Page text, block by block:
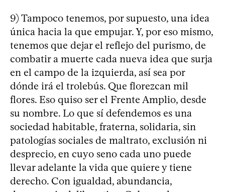
9) Tampoco tenemos, por supuesto, una idea
única hacia la que empujar. Y, por eso mismo,
tenemos que dejar el reflejo del purismo, de
combatir a muerte cada nueva idea que surja
en el campo de la izquierda, así sea por
dónde irá el trolebús. Que florezcan mil
flores. Eso quiso ser el Frente Amplio, desde
su nombre. Lo que sí defendemos es una
sociedad habitable, fraterna, solidaria, sin
patologías sociales de maltrato, exclusión ni
desprecio, en cuyo seno cada uno puede
llevar adelante la vida que quiere y tiene
derecho. Con igualdad, abundancia,